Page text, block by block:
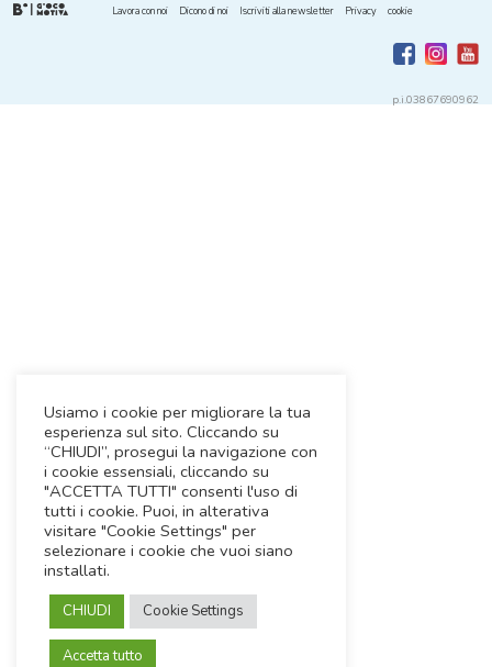
Lavora con noi Dicono di noi Iscriviti alla newsletter Privacy cookie
p.i.03867690962
Usiamo i cookie per migliorare la tua
esperienza sul sito. Cliccando su
“CHIUDI”, prosegui la navigazione con
i cookie essensiali, cliccando su
"ACCETTA TUTTI" consenti l'uso di
tutti i cookie. Puoi, in alterativa
visitare "Cookie Settings" per
selezionare i cookie che vuoi siano
installati.
CHIUDI Cookie Settings
Accetta tutto